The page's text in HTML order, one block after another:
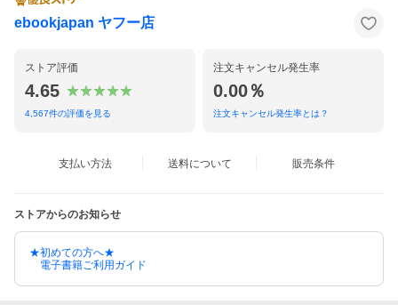
ebookjapan ヤフー店
ストア評価
4.65
4,567件の評価を見る
注文キャンセル発生率
0.00％
注文キャンセル発生率とは？
支払い方法 送料について 販売条件
ストアからのお知らせ
★初めての方へ★
電子書籍ご利用ガイド